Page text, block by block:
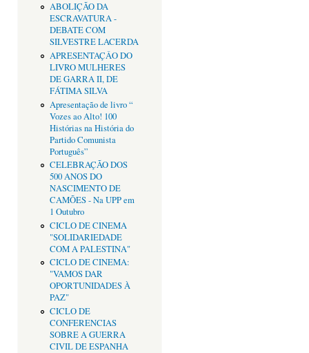
ABOLIÇÃO DA
ESCRAVATURA -
DEBATE COM
SILVESTRE LACERDA
APRESENTAÇÂO DO
LIVRO MULHERES
DE GARRA II, DE
FÁTIMA SILVA
Apresentação de livro “
Vozes ao Alto! 100
Histórias na História do
Partido Comunista
Português”
CELEBRAÇÃO DOS
500 ANOS DO
NASCIMENTO DE
CAMÕES - Na UPP em
1 Outubro
CICLO DE CINEMA
"SOLIDARIEDADE
COM A PALESTINA"
CICLO DE CINEMA:
"VAMOS DAR
OPORTUNIDADES À
PAZ"
CICLO DE
CONFERENCIAS
SOBRE A GUERRA
CIVIL DE ESPANHA